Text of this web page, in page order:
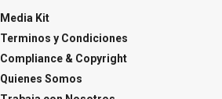
Media Kit
Terminos y Condiciones
Compliance & Copyright
Quienes Somos